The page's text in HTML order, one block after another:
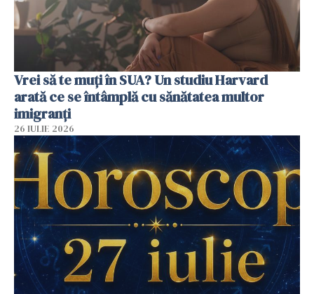
Vrei să te muți în SUA? Un studiu Harvard
arată ce se întâmplă cu sănătatea multor
imigranți
26 IULIE 2026